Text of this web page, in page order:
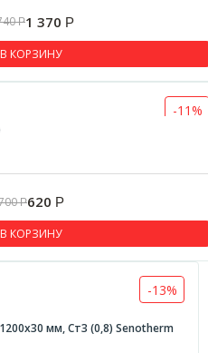
Р1 370 Р
В КОРЗИНУ
-11%
Р620 Р
В КОРЗИНУ
-13%
мм, Ст3 (0,8) Senotherm